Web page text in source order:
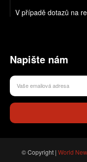
V případě dotazů na
Napište nám
© Copyright | World